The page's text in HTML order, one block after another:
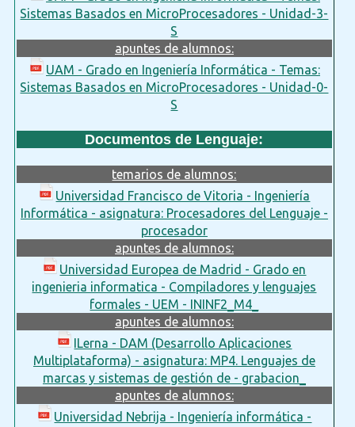
Sistemas Basados en MicroProcesadores - Unidad-3-
S
apuntes de alumnos:
UAM - Grado en Ingeniería Informática - Temas:
Sistemas Basados en MicroProcesadores - Unidad-0-
S
Documentos de Lenguaje:
temarios de alumnos:
Universidad Francisco de Vitoria - Ingeniería
Informática - asignatura: Procesadores del Lenguaje -
procesador
apuntes de alumnos:
Universidad Europea de Madrid - Grado en
ingenieria informatica - Compiladores y lenguajes
formales - UEM - ININF2_M4_
apuntes de alumnos:
ILerna - DAM (Desarrollo Aplicaciones
Multiplataforma) - asignatura: MP4. Lenguajes de
marcas y sistemas de gestión de - grabacion_
apuntes de alumnos:
Universidad Nebrija - Ingeniería informática -